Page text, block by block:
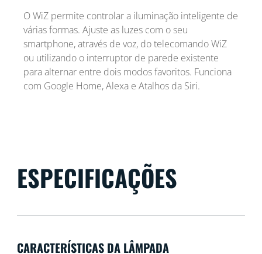
O WiZ permite controlar a iluminação inteligente de
várias formas. Ajuste as luzes com o seu
smartphone, através de voz, do telecomando WiZ
ou utilizando o interruptor de parede existente
para alternar entre dois modos favoritos. Funciona
com Google Home, Alexa e Atalhos da Siri.
ESPECIFICAÇÕES
CARACTERÍSTICAS DA LÂMPADA